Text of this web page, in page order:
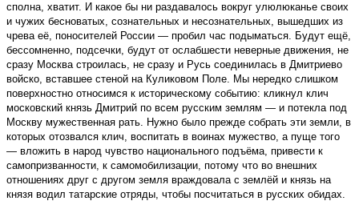
сполна, хватит. И какое бы ни раздавалось вокруг улюлюканье своих
и чужих бесноватых, сознательных и несознательных, вышедших из
чрева её, поносителей России — пробил час подыматься. Будут ещё,
бессомненно, подсечки, будут от ослабшести неверные движения, не
сразу Москва строилась, не сразу и Русь соединилась в Дмитриево
войско, вставшее стеной на Куликовом Поле. Мы нередко слишком
поверхностно относимся к историческому событию: кликнул клич
московский князь Дмитрий по всем русским землям — и потекла под
Москву мужественная рать. Нужно было прежде собрать эти земли, в
которых отозвался клич, воспитать в воинах мужество, а пуще того
— вложить в народ чувство национального подъёма, привести к
самопризванности, к самомобилизации, потому что во внешних
отношениях друг с другом земля враждовала с землёй и князь на
князя водил татарские отряды, чтобы посчитаться в русских обидах.